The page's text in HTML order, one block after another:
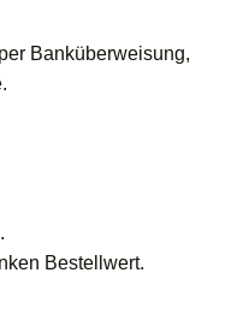
Banküberweisung,
Bestellwert.